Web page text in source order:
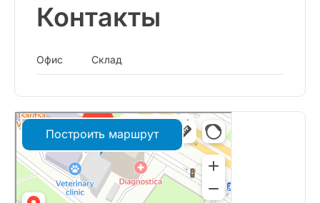
Контакты
Офис Склад
Построить маршрут